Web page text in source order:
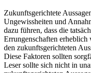
Zukunftsgerichtete
Ungewissheiten und
dazu führen, dass die
Errungenschaften erheblich
den zukunftsgerichteten
Diese Faktoren sollten
Leser sollte sich nicht in